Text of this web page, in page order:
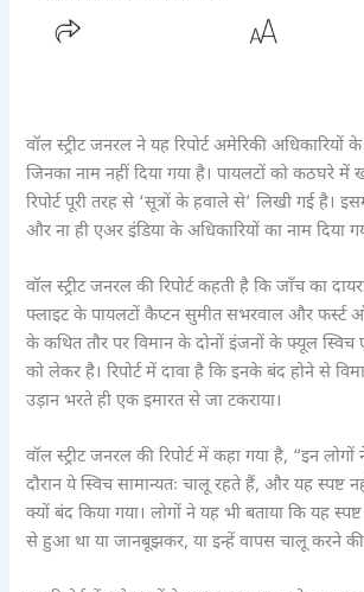
वॉल स्ट्रीट जनरल ने यह रिपोर्ट अमेरिकी
जिनका नाम नहीं दिया गया है। पायलटों को कठघरे में
रिपोर्ट पूरी तरह से ‘सूत्रों के हवाले से’ लिखी गई है।
और ना ही एअर इंडिया के अधिकारियों का नाम दिया
वॉल स्ट्रीट जनरल की रिपोर्ट कहती है कि जाँच का
फ्लाइट के पायलटों कैप्टन सुमीत सभरवाल और फर्स्ट
के कथित तौर पर विमान के दोनों इंजनों के फ्यूल
को लेकर है। रिपोर्ट में दावा है कि इनके बंद होने से
उड़ान भरते ही एक इमारत से जा टकराया।
वॉल स्ट्रीट जनरल की रिपोर्ट में कहा गया है, “इन
दौरान ये स्विच सामान्यतः चालू रहते हैं, और यह स्पष्ट
क्यों बंद किया गया। लोगों ने यह भी बताया कि यह
से हुआ था या जानबूझकर, या इन्हें वापस चालू करने